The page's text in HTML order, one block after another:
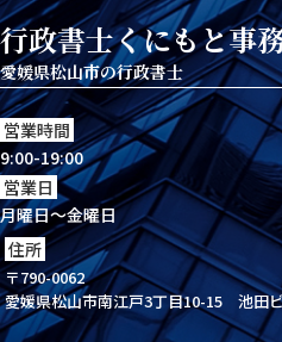
行政書士くにもと事
愛媛県松山市の行政書士
営業時間
9:00-19:00
営業日
月曜日～金曜日
住所
〒790-0062
愛媛県松山市南江戸3丁目10-15 池田